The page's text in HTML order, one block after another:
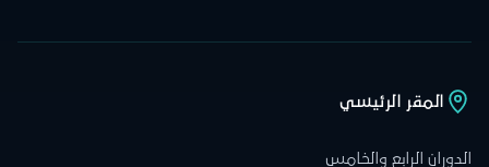
المقر الرئيسي
الدوران الرابع والخامس